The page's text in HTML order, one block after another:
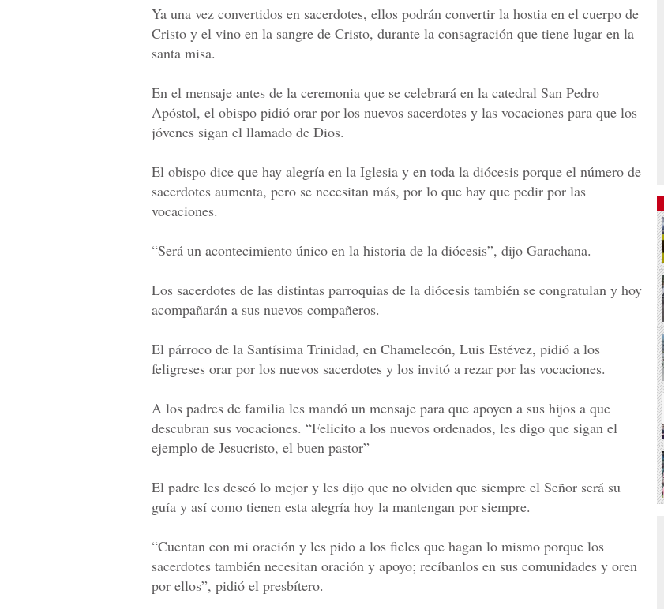
Ya una vez convertidos en sacerdotes, ellos podrán convertir la hostia en el cuerpo de
Cristo y el vino en la sangre de Cristo, durante la consagración que tiene lugar en la
santa misa.
En el mensaje antes de la ceremonia que se celebrará en la catedral San Pedro
Apóstol, el obispo pidió orar por los nuevos sacerdotes y las vocaciones para que los
jóvenes sigan el llamado de Dios.
El obispo dice que hay alegría en la Iglesia y en toda la diócesis porque el número de
sacerdotes aumenta, pero se necesitan más, por lo que hay que pedir por las
vocaciones.
“Será un acontecimiento único en la historia de la diócesis”, dijo Garachana.
Los sacerdotes de las distintas parroquias de la diócesis también se congratulan y hoy
acompañarán a sus nuevos compañeros.
El párroco de la Santísima Trinidad, en Chamelecón, Luis Estévez, pidió a los
feligreses orar por los nuevos sacerdotes y los invitó a rezar por las vocaciones.
A los padres de familia les mandó un mensaje para que apoyen a sus hijos a que
descubran sus vocaciones. “Felicito a los nuevos ordenados, les digo que sigan el
ejemplo de Jesucristo, el buen pastor”
El padre les deseó lo mejor y les dijo que no olviden que siempre el Señor será su
guía y así como tienen esta alegría hoy la mantengan por siempre.
“Cuentan con mi oración y les pido a los fieles que hagan lo mismo porque los
sacerdotes también necesitan oración y apoyo; recíbanlos en sus comunidades y oren
por ellos”, pidió el presbítero.